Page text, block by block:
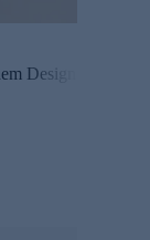
Design